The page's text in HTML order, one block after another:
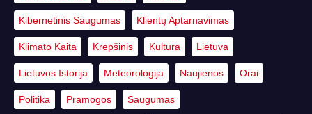
Kibernetinis Saugumas Klientų Aptarnavimas
Klimato Kaita Krepšinis Kultūra Lietuva
Lietuvos Istorija Meteorologija Naujienos Orai
Politika Pramogos Saugumas